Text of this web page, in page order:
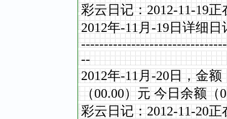
彩云日记：2012-11-19正
2012年-11月-19日详细日
--
2012年-11月-20日，金额
（00.00）元 今日余额（
彩云日记：2012-11-20正